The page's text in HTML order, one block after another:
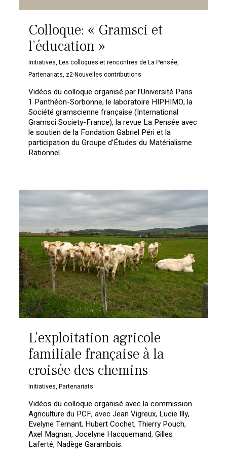
Colloque: « Gramsci et
l’éducation »
Initiatives,Les colloques et rencontres de La Pensée,
Partenariats, z2-Nouvelles contributions
Vidéos du colloque organisé par l’Université Paris
1 Panthéon-Sorbonne, le laboratoire HIPHIMO, la
Société gramscienne française (International
Gramsci Society-France), la revue La Pensée avec
le soutien de la Fondation Gabriel Péri et la
participation du Groupe d’Études du Matérialisme
Rationnel.
L’exploitation agricole
familiale française à la
croisée des chemins
Initiatives,Partenariats
Vidéos du colloque organisé avec la commission
Agriculture du PCF, avec Jean Vigreux, Lucie Illy,
Evelyne Ternant, Hubert Cochet, Thierry Pouch,
Axel Magnan, Jocelyne Hacquemand, Gilles
Laferté, Nadège Garambois.